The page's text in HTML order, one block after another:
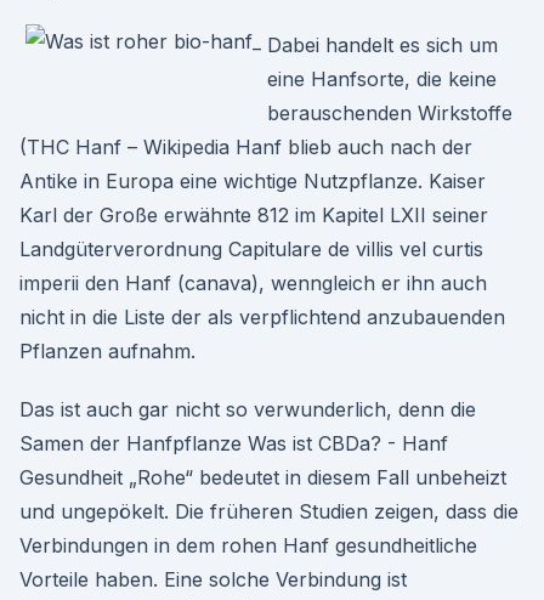
Dabei handelt es sich um
eine Hanfsorte, die keine
berauschenden Wirkstoffe
(THC Hanf – Wikipedia Hanf blieb auch nach der
Antike in Europa eine wichtige Nutzpflanze. Kaiser
Karl der Große erwähnte 812 im Kapitel LXII seiner
Landgüterverordnung Capitulare de villis vel curtis
imperii den Hanf (canava), wenngleich er ihn auch
nicht in die Liste der als verpflichtend anzubauenden
Pflanzen aufnahm.
Das ist auch gar nicht so verwunderlich, denn die
Samen der Hanfpflanze Was ist CBDa? - Hanf
Gesundheit „Rohe“ bedeutet in diesem Fall unbeheizt
und ungepökelt. Die früheren Studien zeigen, dass die
Verbindungen in dem rohen Hanf gesundheitliche
Vorteile haben. Eine solche Verbindung ist